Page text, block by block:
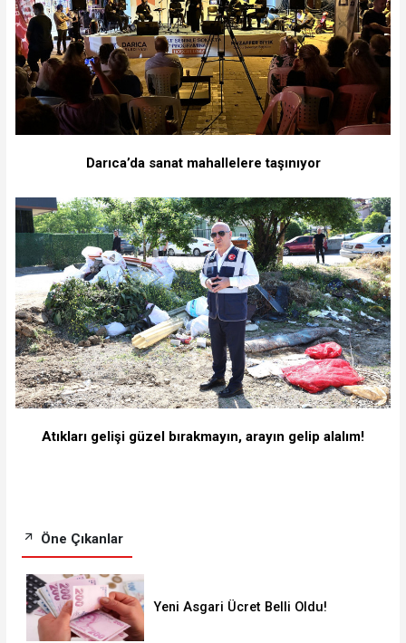
Darıca’da sanat mahallelere taşınıyor
Atıkları gelişi güzel bırakmayın, arayın gelip alalım!
Öne Çıkanlar
Yeni Asgari Ücret Belli Oldu!